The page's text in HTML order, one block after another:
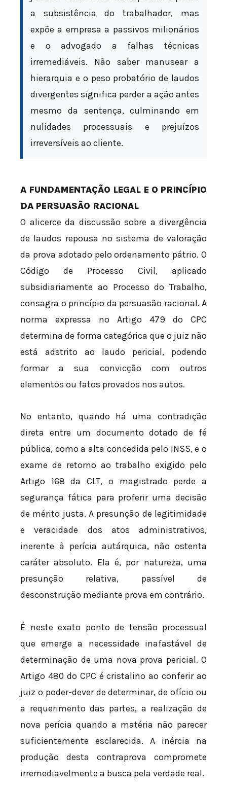
a subsistência do trabalhador, mas
expõe a empresa a passivos milionários
e o advogado a falhas técnicas
irremediáveis. Não saber manusear a
hierarquia e o peso probatório de laudos
divergentes significa perder a ação antes
mesmo da sentença, culminando em
nulidades processuais e prejuízos
irreversíveis ao cliente.
A FUNDAMENTAÇÃO LEGAL E O PRINCÍPIO
DA PERSUASÃO RACIONAL
O alicerce da discussão sobre a divergência
de laudos repousa no sistema de valoração
da prova adotado pelo ordenamento pátrio. O
Código de Processo Civil, aplicado
subsidiariamente ao Processo do Trabalho,
consagra o princípio da persuasão racional. A
norma expressa no Artigo 479 do CPC
determina de forma categórica que o juiz não
está adstrito ao laudo pericial, podendo
formar a sua convicção com outros
elementos ou fatos provados nos autos.
No entanto, quando há uma contradição
direta entre um documento dotado de fé
pública, como a alta concedida pelo INSS, e o
exame de retorno ao trabalho exigido pelo
Artigo 168 da CLT, o magistrado perde a
segurança fática para proferir uma decisão
de mérito justa. A presunção de legitimidade
e veracidade dos atos administrativos,
inerente à perícia autárquica, não ostenta
caráter absoluto. Ela é, por natureza, uma
presunção relativa, passível de
desconstrução mediante prova em contrário.
É neste exato ponto de tensão processual
que emerge a necessidade inafastável de
determinação de uma nova prova pericial. O
Artigo 480 do CPC é cristalino ao conferir ao
juiz o poder-dever de determinar, de ofício ou
a requerimento das partes, a realização de
nova perícia quando a matéria não parecer
suficientemente esclarecida. A inércia na
produção desta contraprova compromete
irremediavelmente a busca pela verdade real.